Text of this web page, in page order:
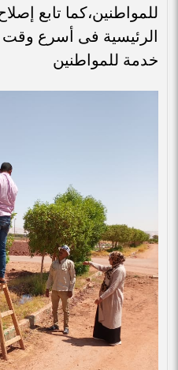
للمواطنين،كما تابع
الرئيسية فى أسرع
خدمة للمواطنين